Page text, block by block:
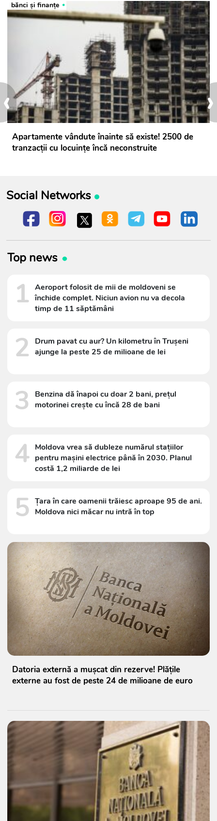
›
‹
bănci şi finanţe
Apartamente vândute înainte să existe! 2500 de
tranzacții cu locuințe încă neconstruite
Social Networks
Top news
1 Aeroport folosit de mii de moldoveni se
închide complet. Niciun avion nu va decola
timp de 11 săptămâni
2
Drum pavat cu aur? Un kilometru în Trușeni
ajunge la peste 25 de milioane de lei
3
Benzina dă înapoi cu doar 2 bani, prețul
motorinei crește cu încă 28 de bani
4 Moldova vrea să dubleze numărul stațiilor
pentru mașini electrice până în 2030. Planul
costă 1,2 miliarde de lei
5 Țara în care oamenii trăiesc aproape 95 de ani.
Moldova nici măcar nu intră în top
Datoria externă a mușcat din rezerve! Plățile
externe au fost de peste 24 de milioane de euro